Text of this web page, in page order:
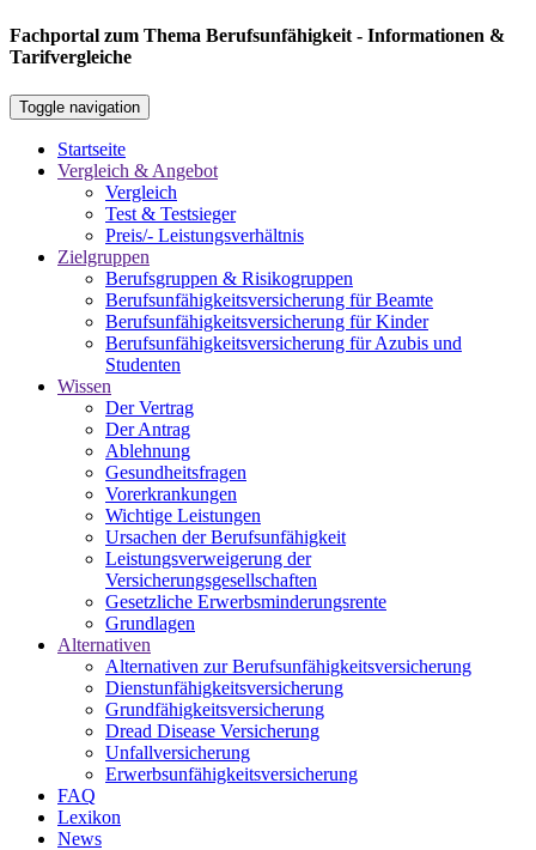
Fachportal zum Thema Berufsunfähigkeit - Informationen &
Tarifvergleiche
Toggle navigation
Startseite
Vergleich & Angebot
Vergleich
Test & Testsieger
Preis/- Leistungsverhältnis
Zielgruppen
Berufsgruppen & Risikogruppen
Berufsunfähigkeitsversicherung für Beamte
Berufsunfähigkeitsversicherung für Kinder
Berufsunfähigkeitsversicherung für Azubis und
Studenten
Wissen
Der Vertrag
Der Antrag
Ablehnung
Gesundheitsfragen
Vorerkrankungen
Wichtige Leistungen
Ursachen der Berufsunfähigkeit
Leistungsverweigerung der
Versicherungsgesellschaften
Gesetzliche Erwerbsminderungsrente
Grundlagen
Alternativen
Alternativen zur Berufsunfähigkeitsversicherung
Dienstunfähigkeitsversicherung
Grundfähigkeitsversicherung
Dread Disease Versicherung
Unfallversicherung
Erwerbsunfähigkeitsversicherung
FAQ
Lexikon
News